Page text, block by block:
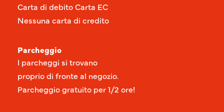
Carta di debito Carta EC
Nessuna carta di credito
Parcheggio
I parcheggi si trovano
proprio di fronte al negozio.
Parcheggio gratuito per 1/2 ore!